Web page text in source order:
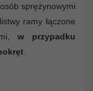
sprężynowymi
ramy łączone
w przypadku